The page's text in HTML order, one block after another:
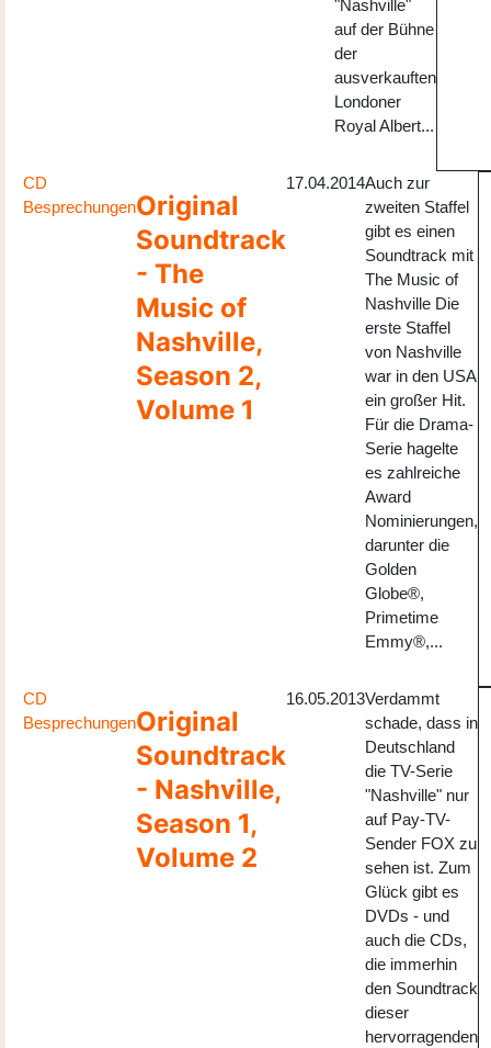
"Nashville"
auf der Bühne
der
ausverkauften
Londoner
Royal Albert...
CD
BesprechungenOriginal
Soundtrack
- The
Music of
Nashville,
Season 2,
Volume 1
17.04.2014Auch zur
zweiten Staffel
gibt es einen
Soundtrack mit
The Music of
Nashville Die
erste Staffel
von Nashville
war in den USA
ein großer Hit.
Für die Drama-
Serie hagelte
es zahlreiche
Award
Nominierungen,
darunter die
Golden
Globe®,
Primetime
Emmy®,...
CD
BesprechungenOriginal
Soundtrack
- Nashville,
Season 1,
Volume 2
16.05.2013Verdammt
schade, dass in
Deutschland
die TV-Serie
"Nashville" nur
auf Pay-TV-
Sender FOX zu
sehen ist. Zum
Glück gibt es
DVDs - und
auch die CDs,
die immerhin
den Soundtrack
dieser
hervorragenden